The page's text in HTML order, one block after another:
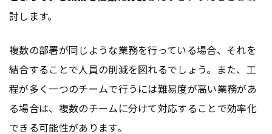
討します。
複数の部署が同じような業務を行っている場合、それを
結合することで人員の削減を図れるでしょう。また、工
程が多く一つのチームで行うには難易度が高い業務があ
る場合は、複数のチームに分けて対応することで効率化
できる可能性があります。